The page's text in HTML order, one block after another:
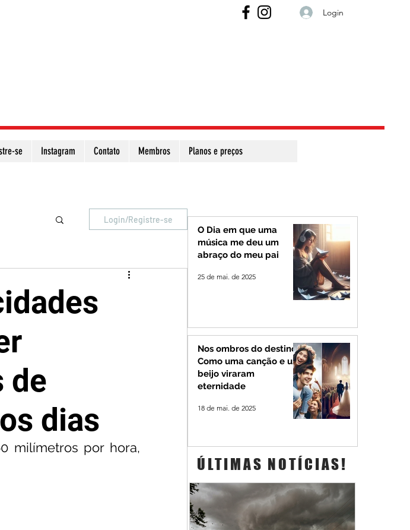
Login
se Instagram Contato Membros Planos e preços
Login/Registre-se
de
dias
milímetros por hora,
O Dia em que uma
música me deu um
abraço do meu pai
25 de mai. de 2025
Nos ombros do destino:
Como uma canção e um
beijo viraram
eternidade
18 de mai. de 2025
ÚLTIMAS NOTÍCIAS!